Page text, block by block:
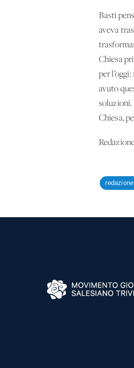
Basti
aveva
Chiesa
per
avuto
soluzioni.
Chiesa,